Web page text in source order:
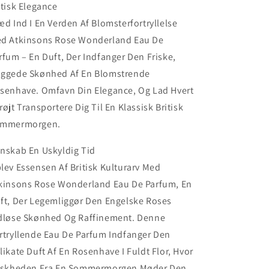
Elegance
Ind I En Verden Af Blomsterfortryllelse
Atkinsons Rose Wonderland Eau De
– En Duft, Der Indfanger Den Friske,
Skønhed Af En Blomstrende
Omfavn Din Elegance, Og Lad Hvert
Transportere Dig Til En Klassisk Britisk
En Uskyldig Tid
Essensen Af Britisk Kulturarv Med
Rose Wonderland Eau De Parfum, En
Der Legemliggør Den Engelske Roses
Skønhed Og Raffinement. Denne
Eau De Parfum Indfanger Den
Duft Af En Rosenhave I Fuldt Flor, Hvor